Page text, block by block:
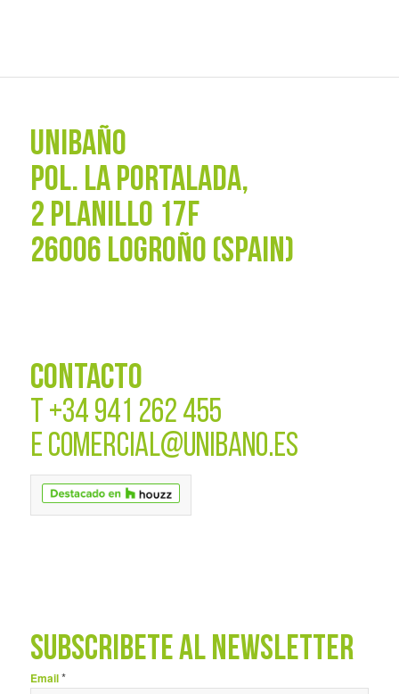
UNIBAÑO
POL. La Portalada,
2 PLANILLO 17F
26006 LOGROÑO (SPAIN)
CONTACTO
T +34 941 262 455
E COMERCIAL@UNIBANO.ES
SUBSCRÍBETE AL NEWSLETTER
Email*